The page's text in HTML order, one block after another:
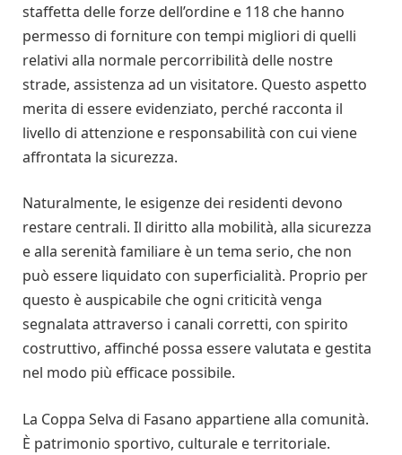
staffetta delle forze dell’ordine e 118 che hanno
permesso di forniture con tempi migliori di quelli
relativi alla normale percorribilità delle nostre
strade, assistenza ad un visitatore. Questo aspetto
merita di essere evidenziato, perché racconta il
livello di attenzione e responsabilità con cui viene
affrontata la sicurezza.
Naturalmente, le esigenze dei residenti devono
restare centrali. Il diritto alla mobilità, alla sicurezza
e alla serenità familiare è un tema serio, che non
può essere liquidato con superficialità. Proprio per
questo è auspicabile che ogni criticità venga
segnalata attraverso i canali corretti, con spirito
costruttivo, affinché possa essere valutata e gestita
nel modo più efficace possibile.
La Coppa Selva di Fasano appartiene alla comunità.
È patrimonio sportivo, culturale e territoriale.